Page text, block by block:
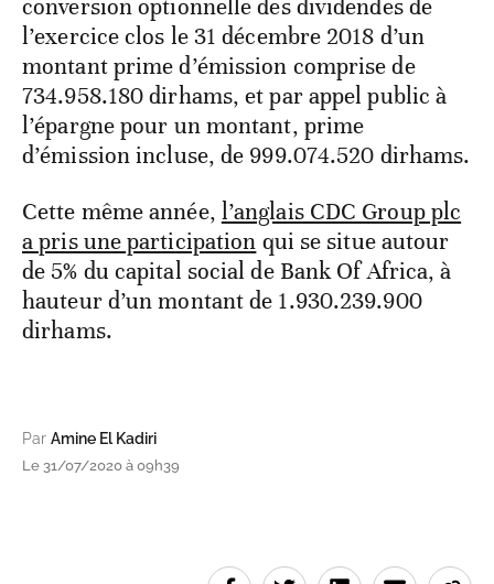
conversion optionnelle des dividendes de
l’exercice clos le 31 décembre 2018 d’un
montant prime d’émission comprise de
734.958.180 dirhams, et par appel public à
l’épargne pour un montant, prime
d’émission incluse, de 999.074.520 dirhams.
Cette même année, l’anglais CDC Group plc
a pris une participation qui se situe autour
de 5% du capital social de Bank Of Africa, à
hauteur d’un montant de 1.930.239.900
dirhams.
Par Amine El Kadiri
Le 31/07/2020 à 09h39